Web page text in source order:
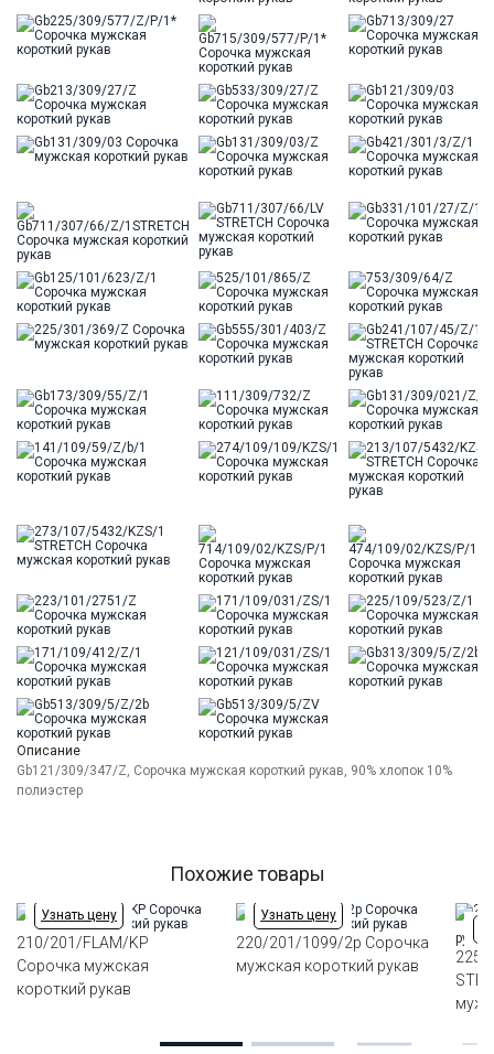
Описание
Gb121/309/347/Z, Сорочка мужская короткий рукав, 90% хлопок 10%
полиэстер
Похожие товары
Узнать цену
210/201/FLAM/KP
Сорочка мужская
короткий рукав
Узнать цену
220/201/1099/2p Сорочка
мужская короткий рукав
225/